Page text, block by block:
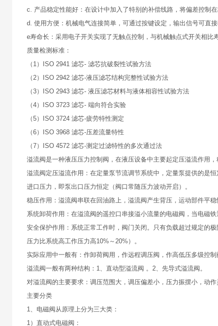
c. 产品稳定性能好：在设计中加入了特别的补偿线路，将偏差控制
d. 使用方便：机械电气连接简单，可通过按键设定，输出信号可直
e寿命长：采用电子开关实现了无触点控制，与机械触点式开关相比
质量检测标准：
（1）ISO 2941 滤芯- 滤芯抗破裂性试验方法
（2）ISO 2942 滤芯-液压滤芯结构完整性试验方法
（3）ISO 2943 滤芯- 液压滤芯材料与液体相容性试验方法
（4）ISO 3723 滤芯- 端向符合实验
（5）ISO 3724 滤芯-疲劳特性测定
（6）ISO 3968 滤芯-压差流量特性
（7）ISO 4572 滤芯-测定过滤特性的多次通过法
溢流阀是一种液压压力控制阀，在液压设备中主要起定压溢流作用
溢流阀定压溢流作用：在定量泵节流调节系统中，定量泵提供的是
进口压力，即泵出口压力恒定（阀口常随压力波动开启）。
稳压作用：溢流阀串联在回油路上，溢流阀产生背压，运动部件平
系统卸荷作用：在溢流阀的遥控口串接溢小流量的电磁阀，当电磁
安全保护作用：系统正常工作时，阀门关闭。只有负载超过规定的
压力比系统高工作压力高10%～20%）。
实际应用中一般有：作卸荷阀用，作远程调压阀，作高低压多级控
溢流阀一般有两种结构：1、直动型溢流阀 。2、先导式溢流阀。
对溢流阀的主要要求：调压范围大，调压偏差小，压力振摆小，动
主要分类
1、电磁阀从原理上分为三大类：
1）直动式电磁阀：